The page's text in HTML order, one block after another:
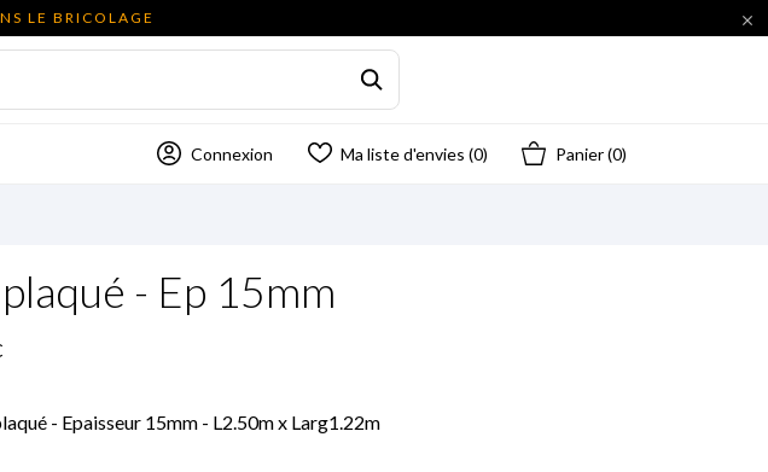
LE BRICOLAGE 
Connexion Ma liste d'envies (0) Panier(0)
- Ep 15mm
- Epaisseur 15mm - L2.50m x Larg1.22m